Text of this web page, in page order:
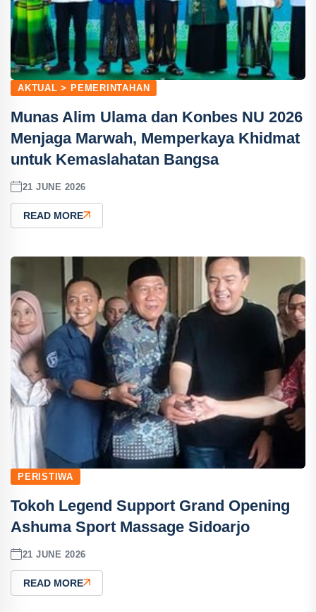
AKTUAL > PEMERINTAHAN
Munas Alim Ulama dan Konbes NU 2026
Menjaga Marwah, Memperkaya Khidmat
untuk Kemaslahatan Bangsa
21 JUNE 2026
READ MORE
PERISTIWA
Tokoh Legend Support Grand Opening
Ashuma Sport Massage Sidoarjo
21 JUNE 2026
READ MORE